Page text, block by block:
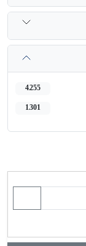
4,255
1,301